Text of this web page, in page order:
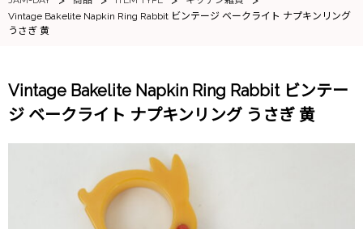
Vintage Bakelite Napkin Ring Rabbit ビンテージ ベークライト ナプキンリング
うさぎ 黄
Vintage Bakelite Napkin Ring Rabbit ビンテー
ジ ベークライト ナプキンリング うさぎ 黄